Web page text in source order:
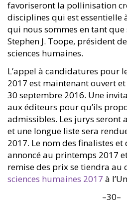
favoriseront la pollinisation
disciplines qui est essentielle
qui nous sommes en tant que
Stephen J. Toope, président
sciences humaines.
L’appel à candidatures pour
2017 est maintenant ouvert et
30 septembre 2016. Une
aux éditeurs pour qu’ils
admissibles. Les jurys seront
et une longue liste sera
2017. Le nom des finalistes et
annoncé au printemps 2017
remise des prix se tiendra au
sciences humaines 2017 à
–30–